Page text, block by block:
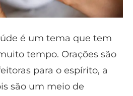
é um tema que tem
tempo. Orações são
para o espírito, a
são um meio de